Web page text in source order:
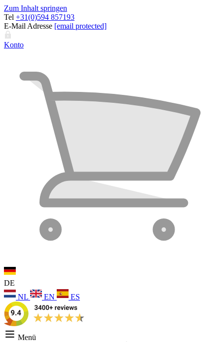
Zum Inhalt springen
Tel +31(0)594 857193
E-Mail Adresse [email protected]
Konto
DE
NL
EN ES
Menü